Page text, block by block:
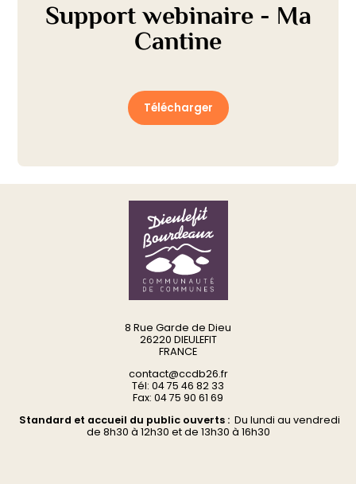
Télécharger
Support webinaire - Ma
Cantine
8 Rue Garde de Dieu
26220 DIEULEFIT
FRANCE
contact@ccdb26.fr
Tél: 04 75 46 82 33
Fax: 04 75 90 61 69
Standard et accueil du public ouverts :Du lundi au vendredi
de 8h30 à 12h30 et de 13h30 à 16h30